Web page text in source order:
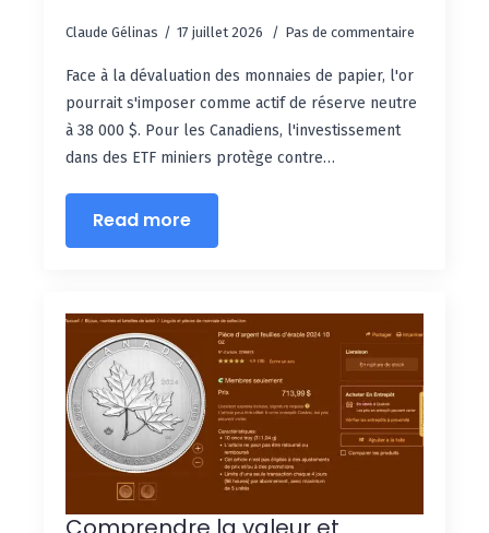
Claude Gélinas 17 juillet 2026 Pas de commentaire
Face à la dévaluation des monnaies de papier, l'or
pourrait s'imposer comme actif de réserve neutre
à 38 000 $. Pour les Canadiens, l'investissement
dans des ETF miniers protège contre…
Read more